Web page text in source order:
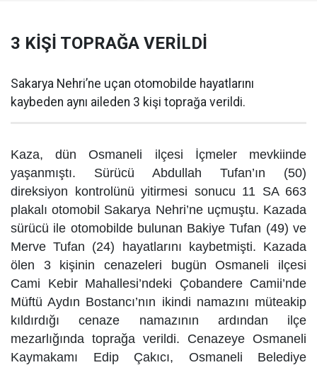
3 KİŞİ TOPRAĞA VERİLDİ
Sakarya Nehri’ne uçan otomobilde hayatlarını
kaybeden aynı aileden 3 kişi toprağa verildi.
Kaza, dün Osmaneli ilçesi İçmeler mevkiinde
yaşanmıştı. Sürücü Abdullah Tufan’ın (50)
direksiyon kontrolünü yitirmesi sonucu 11 SA 663
plakalı otomobil Sakarya Nehri’ne uçmuştu. Kazada
sürücü ile otomobilde bulunan Bakiye Tufan (49) ve
Merve Tufan (24) hayatlarını kaybetmişti. Kazada
ölen 3 kişinin cenazeleri bugün Osmaneli ilçesi
Cami Kebir Mahallesi’ndeki Çobandere Camii’nde
Müftü Aydın Bostancı’nın ikindi namazını müteakip
kıldırdığı cenaze namazının ardından ilçe
mezarlığında toprağa verildi. Cenazeye Osmaneli
Kaymakamı Edip Çakıcı, Osmaneli Belediye